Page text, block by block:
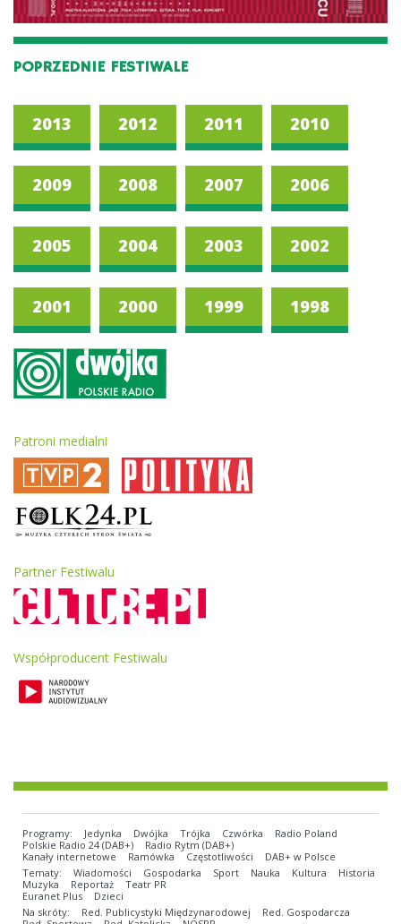
POPRZEDNIE FESTIWALE
2013 2012 2011 2010
2009 2008 2007 2006
2005 2004 2003 2002
2001 2000 1999 1998
Patroni medialni
Partner Festiwalu
Współproducent Festiwalu
Programy: Jedynka Dwójka Trójka Czwórka
Radio Poland
Polskie Radio 24 (DAB+)
Radio Rytm (DAB+)
Kanały internetowe
Ramówka Częstotliwości
DAB+ w Polsce
Tematy:
Wiadomości Gospodarka Sport Nauka Kultura
Historia
Muzyka
Reportaż
Teatr PR
Euranet Plus
Dzieci
Na skróty:
Red. Publicystyki Międzynarodowej
Red. Gospodarcza